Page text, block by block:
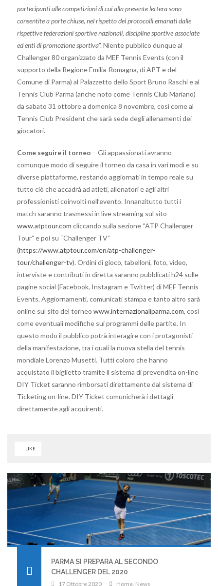
partecipanti alle competizioni di cui alla presente lettera sono
consentite a porte chiuse, nel rispetto dei protocolli emanati dalle
rispettive federazioni sportive nazionali, discipline sportive associate
ed enti di promozione sportiva”. Niente pubblico dunque al
Challenger 80 organizzato da MEF Tennis Events (con il
supporto della Regione Emilia-Romagna, di APT e del
Comune di Parma) al Palazzetto dello Sport Bruno Raschi e al
Tennis Club Parma (anche noto come Tennis Club Mariano)
da sabato 31 ottobre a domenica 8 novembre, così come al
Tennis Club President che sarà sede degli allenamenti dei
giocatori.
Come seguire il torneo – Gli appassionati avranno
comunque modo di seguire il torneo da casa in vari modi e su
diverse piattaforme, restando aggiornati in tempo reale su
tutto ciò che accadrà ad atleti, allenatori e agli altri
professionisti coinvolti nell’evento. Innanzitutto tutti i
match saranno trasmessi in live streaming sul sito
www.atptour.com cliccando sulla sezione “ATP Challenger
Tour” e poi su “Challenger TV”
(https://www.atptour.com/en/atp-challenger-
tour/challenger-tv). Ordini di gioco, tabelloni, foto, video,
interviste e contributi in diretta saranno pubblicati h24 sulle
pagine social (Facebook, Instagram e Twitter) di MEF Tennis
Events. Aggiornamenti, comunicati stampa e tanto altro sarà
online sul sito del torneo www.internazionaliparma.com, così
come eventuali modifiche sui programmi delle partite. In
questo modo il pubblico potrà interagire con i protagonisti
della manifestazione, tra i quali la nuova stella del tennis
mondiale Lorenzo Musetti. Tutti coloro che hanno
acquistato il biglietto tramite il sistema di prevendita on-line
DIY Ticket saranno rimborsati direttamente dal sistema di
Ticketing on-line. DIY Ticket comunicherà i dettagli
direttamente agli acquirenti.
LIKE
PARMA SI PREPARA AL SECONDO
CHALLENGER DEL 2020
17 Ottobre 2020 Home, News